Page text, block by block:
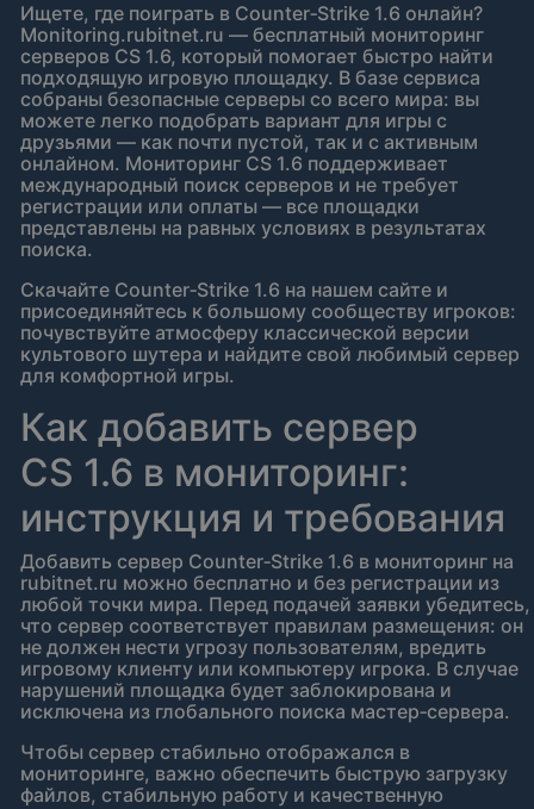
Ищете, где поиграть в Counter‑Strike 1.6 онлайн?
Monitoring.rubitnet.ru — бесплатный мониторинг
серверов CS 1.6, который помогает быстро найти
подходящую игровую площадку. В базе сервиса
собраны безопасные серверы со всего мира: вы
можете легко подобрать вариант для игры с
друзьями — как почти пустой, так и с активным
онлайном. Мониторинг CS 1.6 поддерживает
международный поиск серверов и не требует
регистрации или оплаты — все площадки
представлены на равных условиях в результатах
поиска.
Скачайте Counter‑Strike 1.6 на нашем сайте и
присоединяйтесь к большому сообществу игроков:
почувствуйте атмосферу классической версии
культового шутера и найдите свой любимый сервер
для комфортной игры.
Как добавить сервер
CS 1.6 в мониторинг:
инструкция и требования
Добавить сервер Counter‑Strike 1.6 в мониторинг на
rubitnet.ru можно бесплатно и без регистрации из
любой точки мира. Перед подачей заявки убедитесь,
что сервер соответствует правилам размещения: он
не должен нести угрозу пользователям, вредить
игровому клиенту или компьютеру игрока. В случае
нарушений площадка будет заблокирована и
исключена из глобального поиска мастер‑сервера.
Чтобы сервер стабильно отображался в
мониторинге, важно обеспечить быструю загрузку
файлов, стабильную работу и качественную